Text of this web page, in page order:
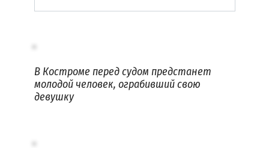
В Костроме перед судом предстанет
молодой человек, ограбивший свою
девушку